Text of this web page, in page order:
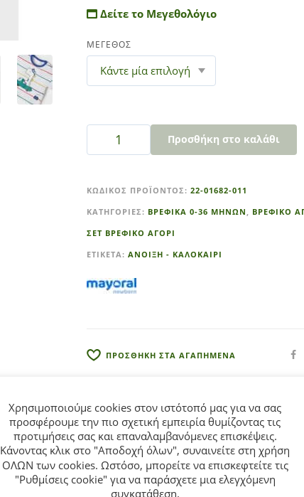
Δείτε το Μεγεθολόγιο
ΜΕΓΕΘΟΣ
Προσθήκη στο καλάθι
t
e
r
n
t
:
ΚΩΔΙΚΌΣ ΠΡΟΪΌΝΤΟΣ: 22-01682-011
ΚΑΤΗΓΟΡΊΕΣ: ΒΡΕΦΙΚΑ 0-36 ΜΗΝΩΝ ΒΡΕΦΙΚΟ
ΣΕΤ ΒΡΕΦΙΚΟ ΑΓΟΡΙ
ΕΤΙΚΈΤΑ: ΑΝΟΙΞΗ - ΚΑΛΟΚΑΙΡΙ
ΠΡΟΣΘΗΚΗ ΣΤΑ ΑΓΑΠΗΜΕΝΑ
ΕΠΙΠΛΈΟΝ ΠΛΗΡΟΦΟΡΊΕΣ
Χρησιμοποιούμε cookies στον ιστότοπό μας για να σας
προσφέρουμε την πιο σχετική εμπειρία θυμίζοντας τις
προτιμήσεις σας και επαναλαμβανόμενες επισκέψεις.
Κάνοντας κλικ στο "Αποδοχή όλων", συναινείτε στη χρήση
ΟΛΩΝ των cookies. Ωστόσο, μπορείτε να επισκεφτείτε τις
"Ρυθμίσεις cookie" για να παράσχετε μια ελεγχόμενη
συγκατάθεση.